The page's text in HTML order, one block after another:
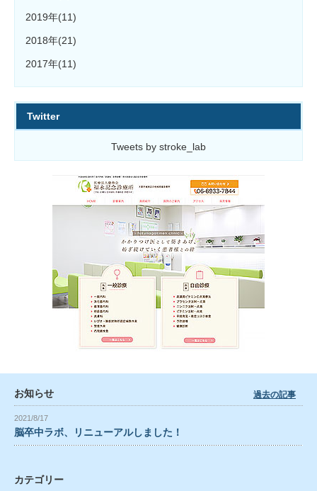
2019年(11)
2018年(21)
2017年(11)
Twitter
Tweets by stroke_lab
お知らせ
2021/8/17
脳卒中ラボ、リニューアルしました！
過去の記事
カテゴリー